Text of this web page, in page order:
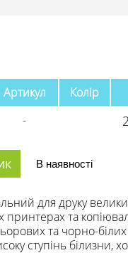
Артикул Колір
-
В наявності
для друку
принтерах та
та чорно-
ступінь білизни,